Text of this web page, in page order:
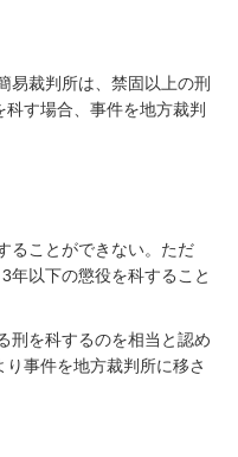
易裁判所は、禁固以上の刑
す場合、事件を地方裁判
ることができない。ただ
年以下の懲役を科すること
刑を科するのを相当と認め
事件を地方裁判所に移さ